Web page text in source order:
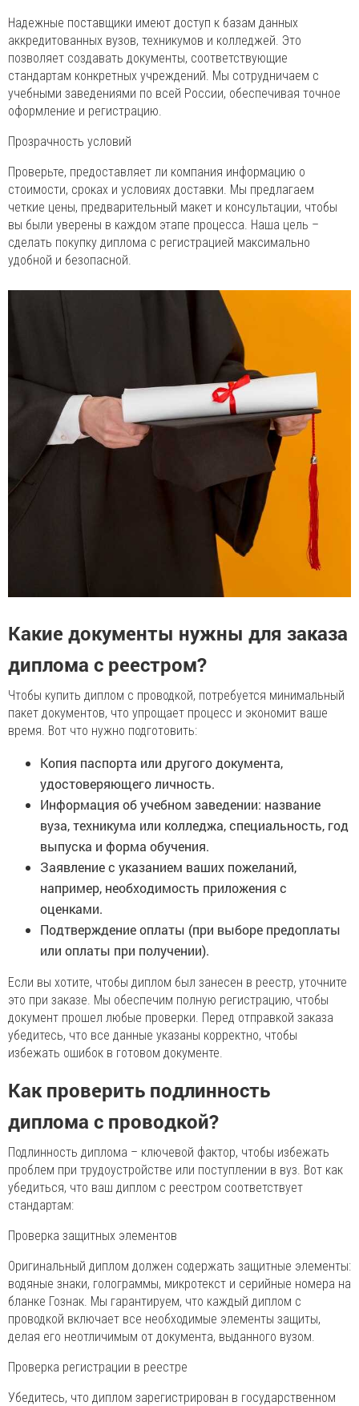
Надежные поставщики имеют доступ к базам данных
аккредитованных вузов, техникумов и колледжей. Это
позволяет создавать документы, соответствующие
стандартам конкретных учреждений. Мы сотрудничаем с
учебными заведениями по всей России, обеспечивая точное
оформление и регистрацию.
Прозрачность условий
Проверьте, предоставляет ли компания информацию о
стоимости, сроках и условиях доставки. Мы предлагаем
четкие цены, предварительный макет и консультации, чтобы
вы были уверены в каждом этапе процесса. Наша цель –
сделать покупку диплома с регистрацией максимально
удобной и безопасной.
Какие документы нужны для заказа
диплома с реестром?
Чтобы купить диплом с проводкой, потребуется минимальный
пакет документов, что упрощает процесс и экономит ваше
время. Вот что нужно подготовить:
Копия паспорта или другого документа,
удостоверяющего личность.
Информация об учебном заведении: название
вуза, техникума или колледжа, специальность, год
выпуска и форма обучения.
Заявление с указанием ваших пожеланий,
например, необходимость приложения с
оценками.
Подтверждение оплаты (при выборе предоплаты
или оплаты при получении).
Если вы хотите, чтобы диплом был занесен в реестр, уточните
это при заказе. Мы обеспечим полную регистрацию, чтобы
документ прошел любые проверки. Перед отправкой заказа
убедитесь, что все данные указаны корректно, чтобы
избежать ошибок в готовом документе.
Как проверить подлинность
диплома с проводкой?
Подлинность диплома – ключевой фактор, чтобы избежать
проблем при трудоустройстве или поступлении в вуз. Вот как
убедиться, что ваш диплом с реестром соответствует
стандартам:
Проверка защитных элементов
Оригинальный диплом должен содержать защитные элементы:
водяные знаки, голограммы, микротекст и серийные номера на
бланке Гознак. Мы гарантируем, что каждый диплом с
проводкой включает все необходимые элементы защиты,
делая его неотличимым от документа, выданного вузом.
Проверка регистрации в реестре
Убедитесь, что диплом зарегистрирован в государственном